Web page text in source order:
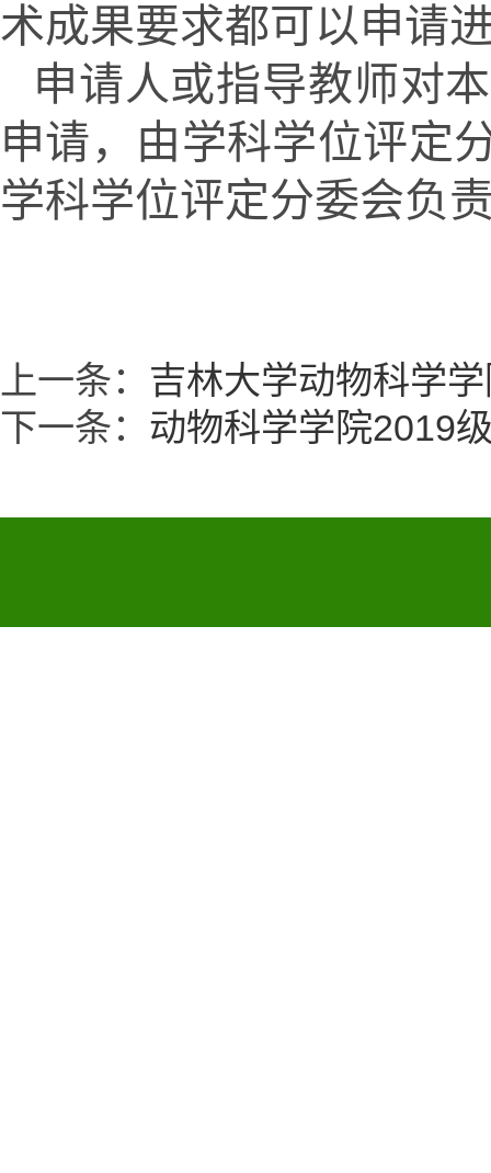
术成果要求都可以申请
申请人或指导教师对
申请，由学科学位评定
学科学位评定分委会负
上一条： 吉林大学动物科学
下一条： 动物科学学院2019